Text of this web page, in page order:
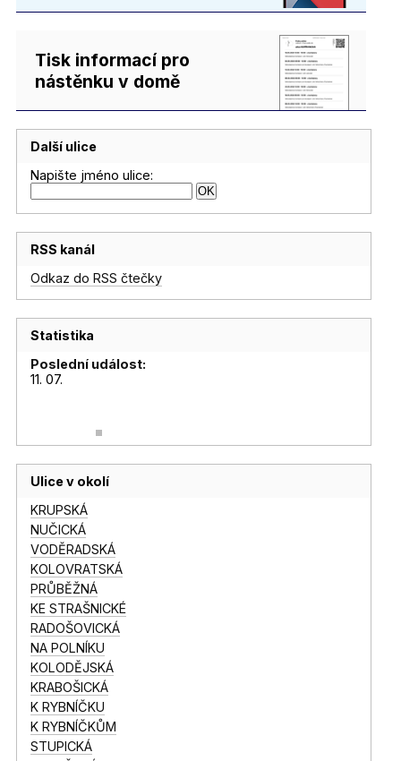
Tisk informací pro
nástěnku v domě
Další ulice
Napište jméno ulice:
RSS kanál
Odkaz do RSS čtečky
Statistika
Poslední událost:
11. 07.
Ulice v okolí
KRUPSKÁ
NUČICKÁ
VODĚRADSKÁ
KOLOVRATSKÁ
PRŮBĚŽNÁ
KE STRAŠNICKÉ
RADOŠOVICKÁ
NA POLNÍKU
KOLODĚJSKÁ
KRABOŠICKÁ
K RYBNÍČKU
K RYBNÍČKŮM
STUPICKÁ